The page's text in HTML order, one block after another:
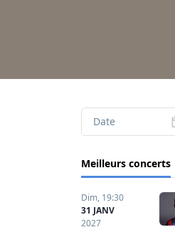
Date
Meilleurs concerts
Dim, 19:30
31 JANV
2027